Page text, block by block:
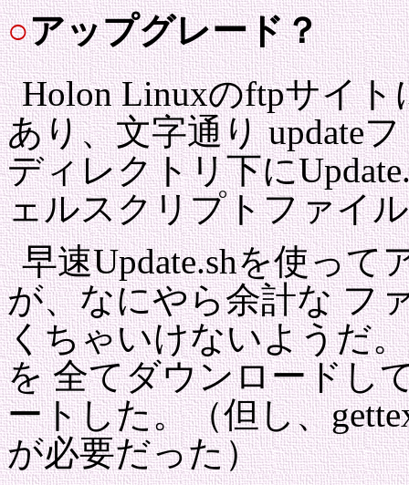
○アップグレード？
Holon Linuxのftpサイト
あり、文字通り update
ディレクトリ下に
ェルスクリプトファイ
早速Update.shを使っ
が、なにやら余計な フ
くちゃいけないようだ
を 全てダウンロードし
ートした。（但し、
が必要だった）